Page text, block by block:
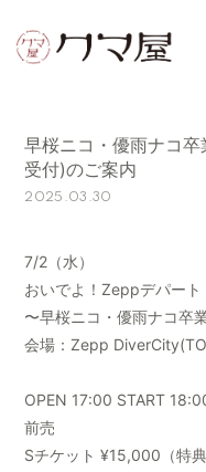
PROFILE
会員登録 ログ
早桜ニコ・優雨ナコ
受付)のご案内
2025.03.30
7/2（水）
おいでよ！Zeppデパート
〜早桜ニコ・優雨ナコ卒
会場：Zepp
OPEN 17:00 START
前売
Sチケット ¥15,000（特典